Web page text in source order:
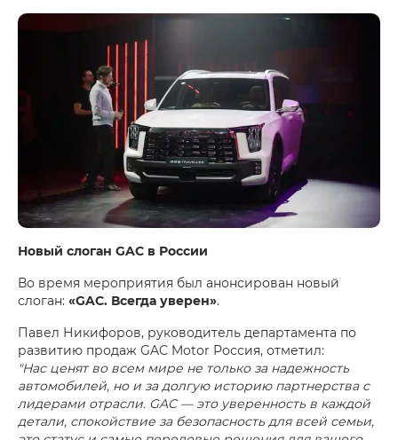
Новый слоган GAC в России
Во время мероприятия был анонсирован новый
слоган: «GAC. Всегда уверен».
Павел Никифоров, руководитель департамента по
развитию продаж GAC Motor Россия, отметил:
"Нас ценят во всем мире не только за надежность
автомобилей, но и за долгую историю партнерства с
лидерами отрасли. GAC — это уверенность в каждой
детали, спокойствие за безопасность для всей семьи,